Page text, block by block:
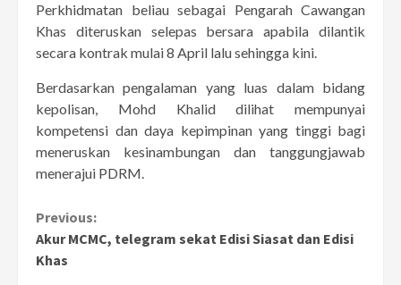
Perkhidmatan beliau sebagai Pengarah Cawangan
Khas diteruskan selepas bersara apabila dilantik
secara kontrak mulai 8 April lalu sehingga kini.
Berdasarkan pengalaman yang luas dalam bidang
kepolisan, Mohd Khalid dilihat mempunyai
kompetensi dan daya kepimpinan yang tinggi bagi
meneruskan kesinambungan dan tanggungjawab
menerajui PDRM.
Continue
Reading
Previous:
Akur MCMC, telegram sekat Edisi Siasat dan Edisi
Khas